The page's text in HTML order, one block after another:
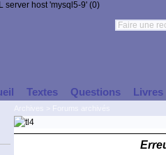
server host 'mysql5-9' (0)
Textes Questions Livres